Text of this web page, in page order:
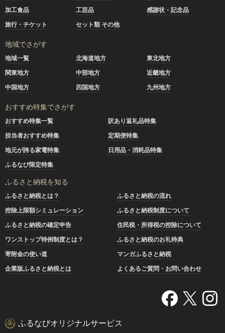
加工食品
工芸品
感謝状・記念品
旅行・チケット
セット類 その他
地域でさがす
地域一覧 北海道地方
東北地方
関東地方
中部地方
近畿地方
中国地方
四国地方 九州地方
おすすめ特集でさがす
おすすめ特集一覧
訳あり返礼品特集
担当者おすすめ特集
定期便特集
地元が誇る家電特集
日用品・消耗品特集
ふるなび限定特集
ふるさと納税を知る
ふるさと納税とは？
ふるさと納税の流れ
控除上限額シミュレーション
ふるさと納税制度について
ふるさと納税の確定申告
住民税・所得税の控除について
ワンストップ特例制度とは？
ふるさと納税のお礼特典
寄附金の使い道
マンガふるさと納税
企業版ふるさと納税とは
よくあるご質問・お問い合わせ
ふるなびオリジナルサービス